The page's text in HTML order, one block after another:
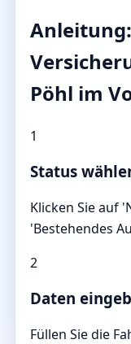
Pöhl im
1
Status
Klicken Sie auf
'Bestehendes
2
Daten
Füllen Sie die